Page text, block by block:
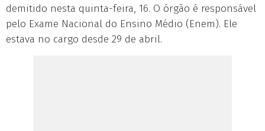
demitido nesta quinta-feira, 16. O órgão é responsável
pelo Exame Nacional do Ensino Médio (Enem). Ele
estava no cargo desde 29 de abril.